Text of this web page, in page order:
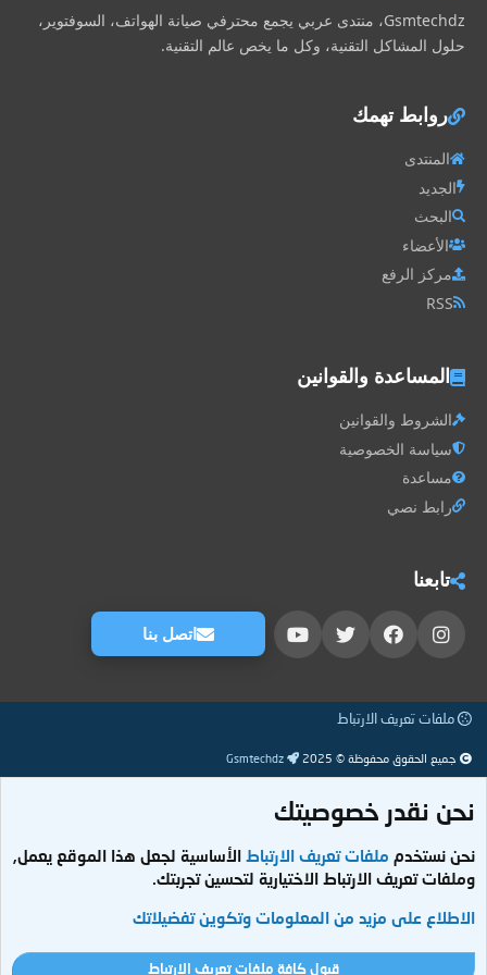
Gsmtechdz، منتدى عربي يجمع محترفي صيانة الهواتف، السوفتوير،
حلول المشاكل التقنية، وكل ما يخص عالم التقنية.
روابط تهمك
المنتدى
الجديد
البحث
الأعضاء
مركز الرفع
RSS
المساعدة والقوانين
الشروط والقوانين
سياسة الخصوصية
مساعدة
رابط نصي
تابعنا
اتصل بنا
ملفات تعريف الارتباط
جميع الحقوق محفوظة © 2025 Gsmtechdz
نحن نقدر خصوصيتك
نحن نستخدم ملفات تعريف الارتباطالأساسية لجعل هذا الموقع يعمل,
وملفات تعريف الارتباط الاختيارية لتحسين تجربتك.
الاطلاع على مزيد من المعلومات وتكوين تفضيلاتك
قبول كافة ملفات تعريف الارتباط